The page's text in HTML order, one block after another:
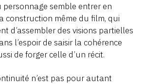
semble entrer en
construction même du film, qui
d’assembler des visions partielles
l’espoir de saisir la cohérence
de forger celle d’un récit.
n’est pas pour autant